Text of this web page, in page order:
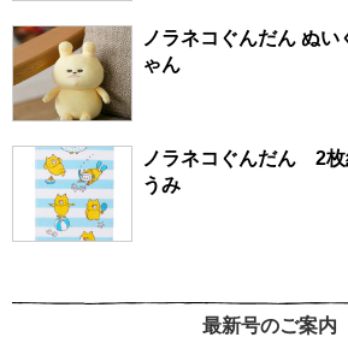
ノラネコぐんだん ぬ
ゃん
ノラネコぐんだん 2
うみ
最新号のご案内